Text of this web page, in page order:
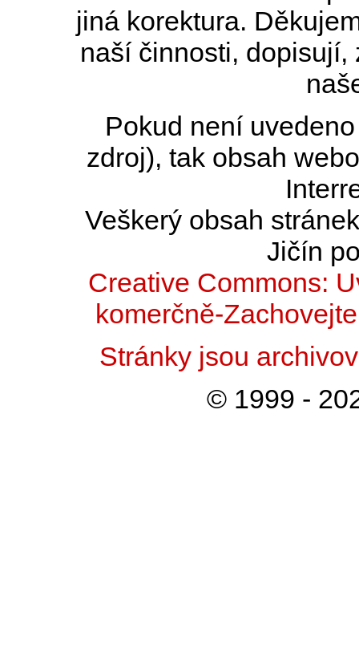
jiná korektura.
naší činnosti,
Pokud není
zdroj), tak obsah
Veškerý obsah
Jičín
Creative Commons:
komerčně-
Stránky jsou
© 1999 -